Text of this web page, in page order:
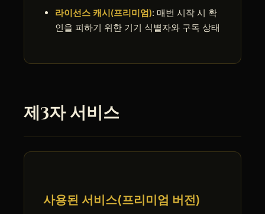
라이선스 캐시(프리미엄): 매번 시작 시 확
인을 피하기 위한 기기 식별자와 구독 상태
제3자 서비스
사용된 서비스(프리미엄 버전)